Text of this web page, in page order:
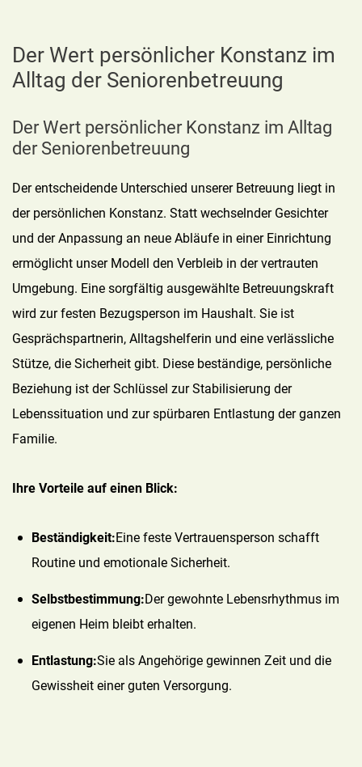
Der Wert persönlicher Konstanz im
Alltag der Seniorenbetreuung
Der Wert persönlicher Konstanz im Alltag
der Seniorenbetreuung
Der entscheidende Unterschied unserer Betreuung liegt in
der persönlichen Konstanz. Statt wechselnder Gesichter
und der Anpassung an neue Abläufe in einer Einrichtung
ermöglicht unser Modell den Verbleib in der vertrauten
Umgebung. Eine sorgfältig ausgewählte Betreuungskraft
wird zur festen Bezugsperson im Haushalt. Sie ist
Gesprächspartnerin, Alltagshelferin und eine verlässliche
Stütze, die Sicherheit gibt. Diese beständige, persönliche
Beziehung ist der Schlüssel zur Stabilisierung der
Lebenssituation und zur spürbaren Entlastung der ganzen
Familie.
Ihre Vorteile auf einen Blick:
Beständigkeit:Eine feste Vertrauensperson schafft
Routine und emotionale Sicherheit.
Selbstbestimmung:Der gewohnte Lebensrhythmus im
eigenen Heim bleibt erhalten.
Entlastung:Sie als Angehörige gewinnen Zeit und die
Gewissheit einer guten Versorgung.